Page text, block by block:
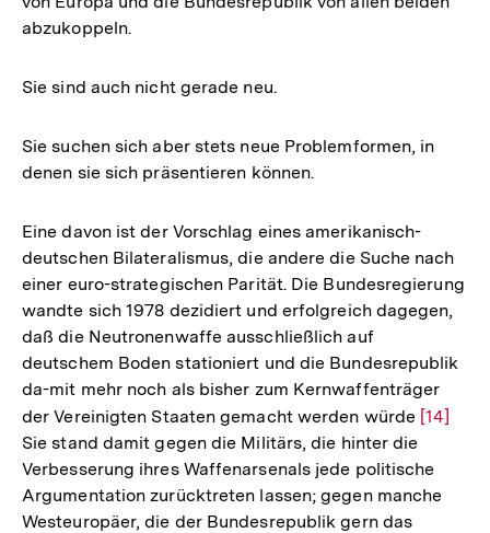
abzukoppeln.
Sie sind auch nicht gerade neu.
Sie suchen sich aber stets neue Problemformen, in
denen sie sich präsentieren können.
Eine davon ist der Vorschlag eines amerikanisch-
deutschen Bilateralismus, die andere die Suche nach
einer euro-strategischen Parität. Die Bundesregierung
wandte sich 1978 dezidiert und erfolgreich dagegen,
daß die Neutronenwaffe ausschließlich auf
deutschem Boden stationiert und die Bundesrepublik
da-mit mehr noch als bisher zum Kernwaffenträger
der Vereinigten Staaten gemacht werden würde Zur
der
Fußnote
[14]
Sie stand damit gegen die Militärs, die hinter die
Verbesserung ihres Waffenarsenals jede politische
Argumentation zurücktreten lassen; gegen manche
Westeuropäer, die der Bundesrepublik gern das